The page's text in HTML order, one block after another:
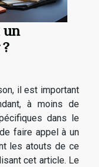
un
il est important
à moins de
dans le
faire appel à un
les atouts de ce
cet article. Le